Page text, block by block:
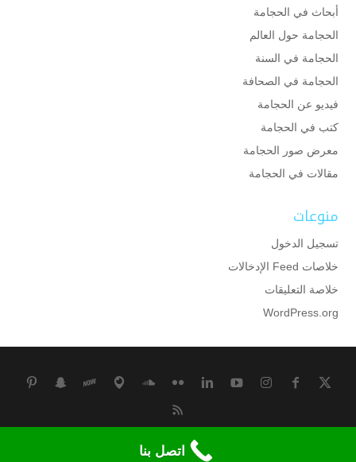
أبحاث في الحجامة
الحجامة حول العالم
الحجامة في السنة
الحجامة في الصحافة
فيديو عن الحجامة
كتب في الحجامة
معرض صور الحجامة
مقالات في الحجامة
منوعات
تسجيل الدخول
خلاصات Feed الإدخالات
خلاصة التعليقات
WordPress.org
جميع الحقوق محفوظة لمركز وقاية للحجامة بالكويت
اتصل بنا